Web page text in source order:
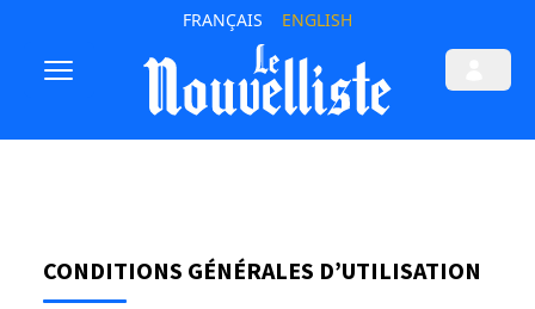
FRANÇAIS ENGLISH
CONDITIONS GÉNÉRALES D’UTILISATION